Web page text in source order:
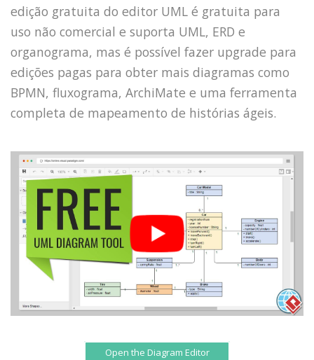
edição gratuita do editor UML é gratuita para
uso não comercial e suporta UML, ERD e
organograma, mas é possível fazer upgrade para
edições pagas para obter mais diagramas como
BPMN, fluxograma, ArchiMate e uma ferramenta
completa de mapeamento de histórias ágeis.
Open the Diagram Editor